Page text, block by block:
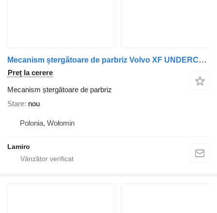
Mecanism ștergătoare de parbriz Volvo XF UNDERCAB MUDGUARD LH pentru cap tractor DAF FH4 (2013-)
Preț la cerere
Mecanism ștergătoare de parbriz
Stare nou
Polonia, Wołomin
Lamiro